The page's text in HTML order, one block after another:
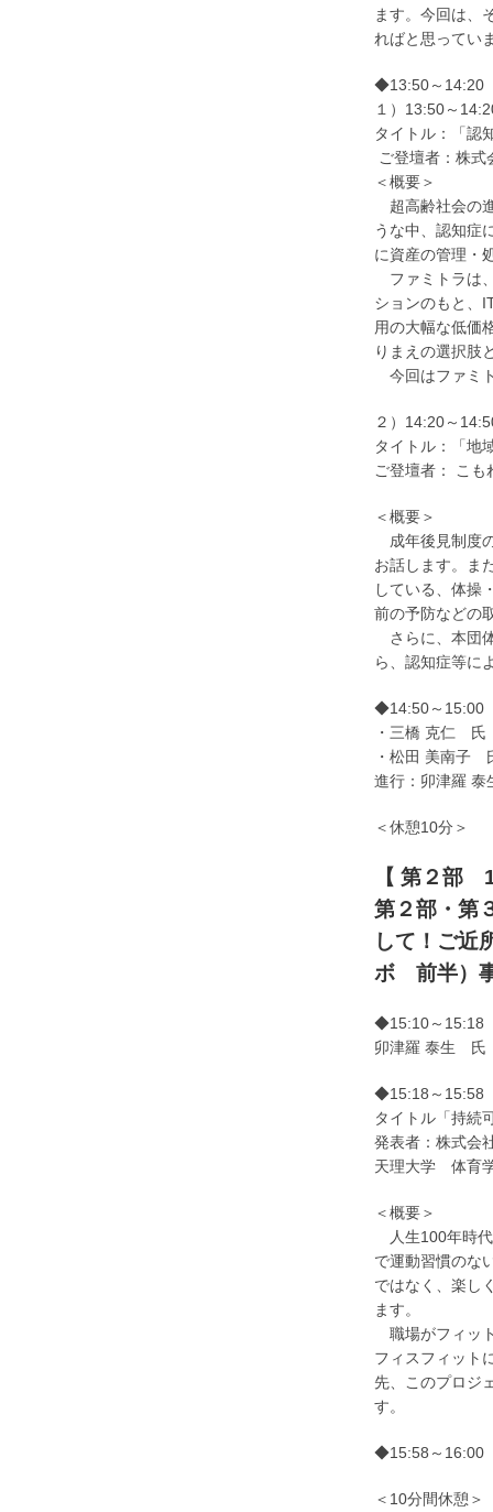
ます。今回は、
ればと思ってい
◆13:50～
１）13:50～
タイトル：「認
ご登壇者：株
＜概要＞
超高齢社会の
うな中、認知症
に資産の管理・
ファミトラは
ションのもと、
用の大幅な低価
りまえの選択肢
今回はファミ
２）14:20～
タイトル：「地
ご登壇者： こ
＜概要＞
成年後見制度
お話します。ま
している、体操
前の予防などの
さらに、本団
ら、認知症等に
◆14:50～15:00
・三橋 克仁 氏
・松田 美南子
進行：卯津羅
＜休憩10分＞
【 第２部
第２部・第
して！ご近
ボ 前半）
◆15:10～15:18
卯津羅 泰生 氏
◆15:18～15:58
タイトル「持続
発表者：株式
天理大学 体
＜概要＞
人生100年時代
で運動習慣のな
ではなく、楽し
ます。
職場がフィッ
フィスフィット
先、このプロジ
す。
◆15:58～16:00
＜10分間休憩＞